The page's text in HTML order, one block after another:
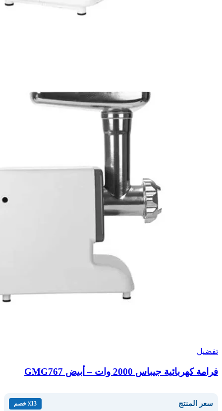
تفضيل
فرامة كهربائية جيباس 2000 وات – أبيض GMG767
سعر المنتج ٪13 خصم